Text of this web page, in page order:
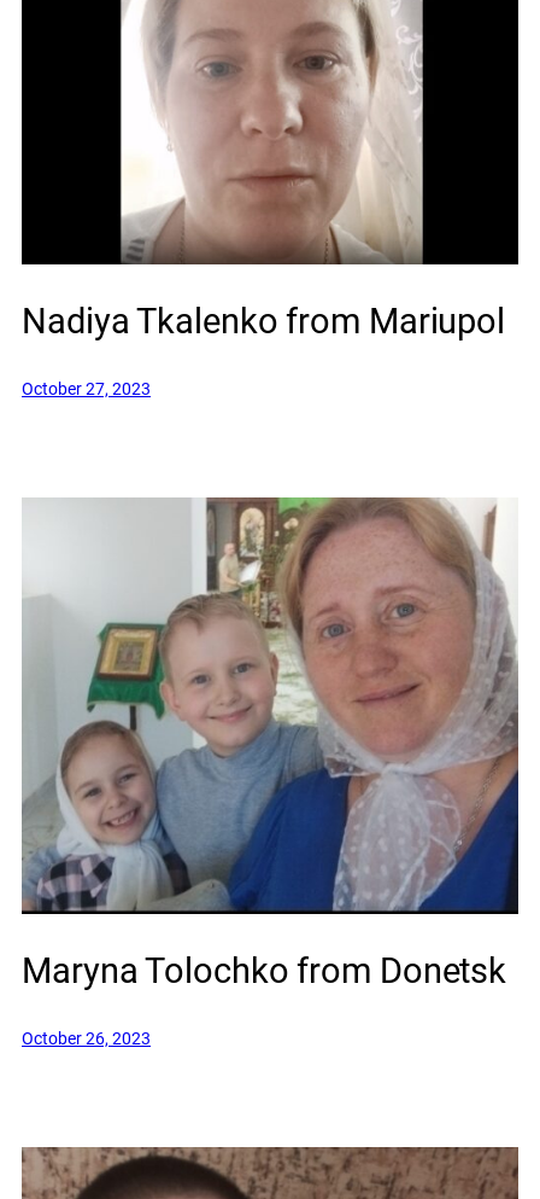
Nadiya Tkalenko from Mariupol
October 27, 2023
Maryna Tolochko from Donetsk
October 26, 2023